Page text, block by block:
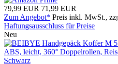
79,99 EUR 71,99 EUR
Zum Angebot* Preis inkl. MwSt.,
Haftungsausschluss für Preise
Neu